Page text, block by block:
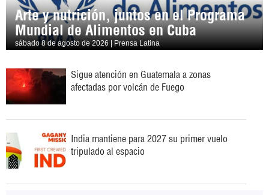
Arte y nutrición, juntos en el Programa
Mundial de Alimentos en Cuba
sábado 8 de agosto de 2026 | Prensa Latina
Sigue atención en Guatemala a zonas
afectadas por volcán de Fuego
India mantiene para 2027 su primer vuelo
tripulado al espacio